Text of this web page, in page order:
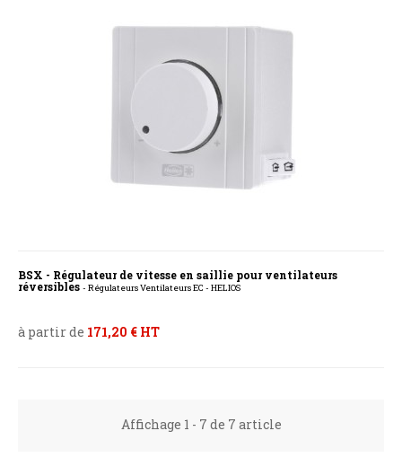
BSX - Régulateur de vitesse en saillie pour ventilateurs
réversibles - Régulateurs Ventilateurs EC - HELIOS
à partir de 171,20 € HT
Affichage 1 - 7 de 7 article